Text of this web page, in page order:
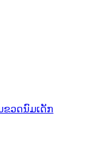
ຂວດນົມເດັກ